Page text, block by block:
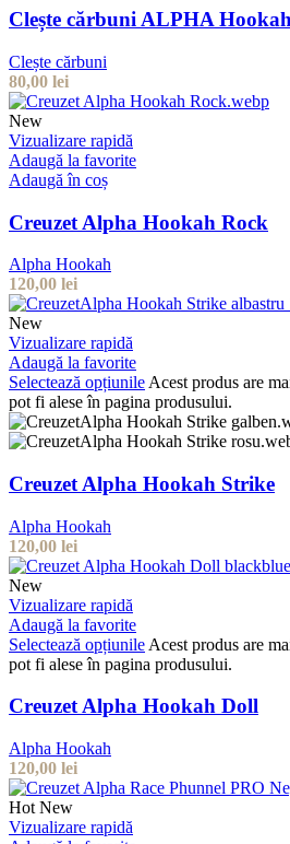
Clește cărbuni ALPHA
Clește cărbuni
80,00 lei
New
Vizualizare rapidă
Adaugă la favorite
Adaugă în coș
Creuzet Alpha Hookah Rock
Alpha Hookah
120,00 lei
New
Vizualizare rapidă
Adaugă la favorite
Selectează opțiunile Acest produs are
pot fi alese în pagina produsului.
Creuzet Alpha Hookah Strike
Alpha Hookah
120,00 lei
New
Vizualizare rapidă
Adaugă la favorite
Selectează opțiunile Acest produs are
pot fi alese în pagina produsului.
Creuzet Alpha Hookah Doll
Alpha Hookah
120,00 lei
Hot New
Vizualizare rapidă